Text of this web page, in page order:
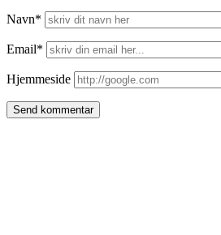
Navn*
Email*
Hjemmeside